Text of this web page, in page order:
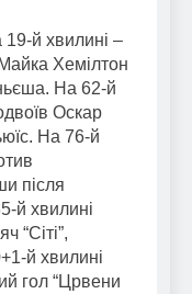
19-й хвилині –
Майка Хемілтон
На 62-й
Оскар
На 76-й
після
й хвилині
“Сіті”,
й хвилині
гол “Црвени